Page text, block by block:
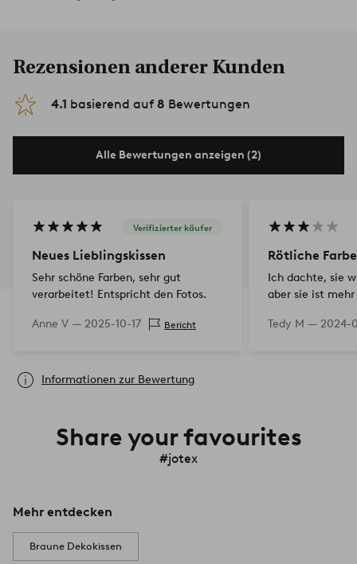
Rezensionen anderer Kunden
4.1 basierend auf 8 Bewertungen
Alle Bewertungen anzeigen (2)
Verifizierter käufer
Neues Lieblingskissen
Sehr schöne Farben, sehr gut
verarbeitet! Entspricht den Fotos.
Anne V — 2025-10-17 Bericht
Rötliche Farbe
Ich dachte, sie
aber sie ist
Tedy M — 2024-
Informationen zur Bewertung
Share your favourites
#jotex
Mehr entdecken
Braune Dekokissen